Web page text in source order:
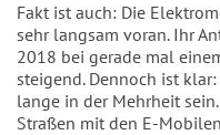
Fakt ist auch: Die
sehr langsam voran. Ihr
2018 bei gerade mal
steigend. Dennoch ist
lange in der Mehrheit
Straßen mit den E-